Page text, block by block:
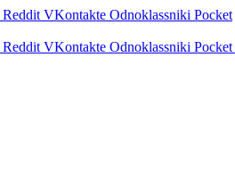
Reddit VKontakte Odnoklassniki Pocket
Reddit VKontakte Odnoklassniki Pocket